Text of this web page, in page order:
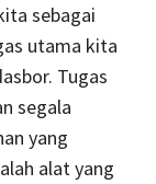
sebagai
utama kita
Tugas
segala
yang
alat yang